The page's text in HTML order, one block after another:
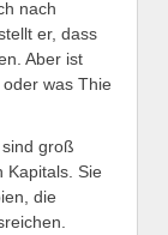
nach
er, dass
Aber ist
was Thie
groß
Kapitals. Sie
die